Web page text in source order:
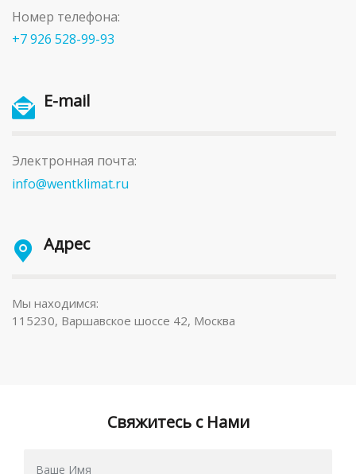
Номер телефона:
+7 926 528-99-93
E-mail
Электронная почта:
info@wentklimat.ru
Адрес
Мы находимся:
115230, Варшавское шоссе 42, Москва
Свяжитесь с Нами